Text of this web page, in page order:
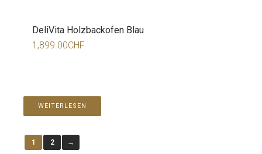
DeliVita Holzbackofen Blau
1,899.00CHF
WEITERLESEN
1 2 →